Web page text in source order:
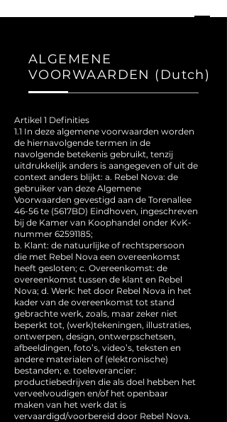
ALGEMENE
VOORWAARDEN (Dutch)
Artikel 1 Definities
1.1 In deze algemene voorwaarden worden
de hiernavolgende termen in de
navolgende betekenis gebruikt, tenzij
uitdrukkelijk anders is aangegeven of uit de
context anders blijkt: a. Rebel Nova: de
gebruiker van deze Algemene
Voorwaarden gevestigd aan de Torenallee
46-56 te (5617BD) Eindhoven, ingeschreven
bij de Kamer van Koophandel onder KvK-
nummer 62591185;
b. Klant: de natuurlijke of rechtspersoon
die met Rebel Nova een overeenkomst
heeft gesloten; c. Overeenkomst: de
overeenkomst tussen de klant en Rebel
Nova; d. Werk: het door Rebel Nova in het
kader van de overeenkomst tot stand
gebrachte werk, zoals, maar zeker niet
beperkt tot, (werk)tekeningen, illustraties,
ontwerpen, design, ontwerpschetsen,
afbeeldingen, foto’s, video’s, teksten en
andere materialen of (elektronische)
bestanden; e. toeleverancier:
productiebedrijven die als doel hebben het
verveelvoudigen en/of het openbaar
maken van het werk dat is
vervaardigd/voorbereid door Rebel Nova.